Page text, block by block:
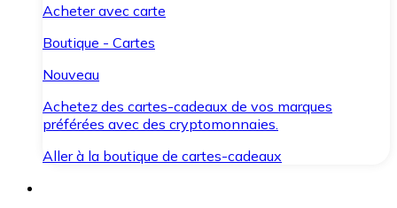
Acheter avec carte
Boutique - Cartes
Nouveau
Achetez des cartes-cadeaux de vos marques
préférées avec des cryptomonnaies.
Aller à la boutique de cartes-cadeaux